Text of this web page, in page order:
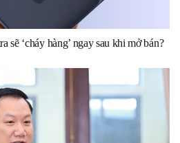
sẽ ‘cháy hàng’ ngay sau khi mở bán?